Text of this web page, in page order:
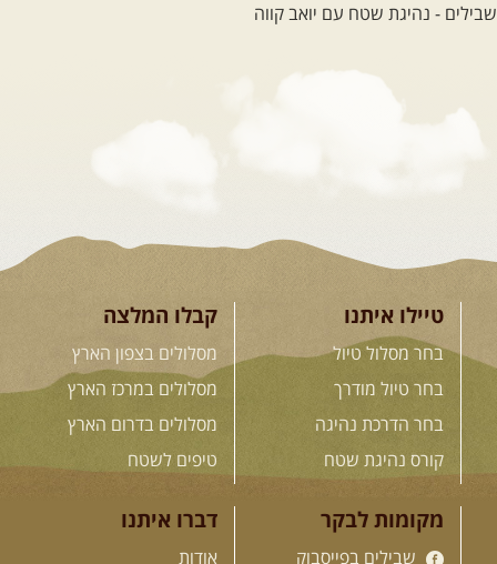
26.08-02.09.2026 - גאורגיה,
המגדלים של הקווקז
הקווקז הגבוה מחכה לכם: נתיבי שטח
מרהיבים, פסגות מושלגות, אירוח ...
[המשך]
בין רכס הקווקז הנמוך לגבוה, בין נהרות
שוצפים למעברי הרים ...
לכל המסעות בעולם
. הדרכות נהיגה .
טיילו איתנו
בחר מסלול טיול
בחר טיול מודרך
בחר הדרכת נהיגה
קורס נהיגת שטח
קבלו המלצה
מסלולים בצפון הארץ
מסלולים במרכז הארץ
מסלולים בדרום הארץ
טיפים לשטח
מקומות לבקר
שבילים בפייסבוק
דברו איתנו
אודות